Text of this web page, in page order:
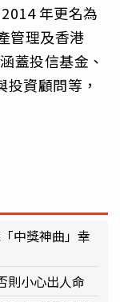
年更名為
管理及香港
蓋投信基金、
資顧問等，
中獎神曲」幸
則小心出人命